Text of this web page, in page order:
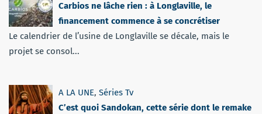
Carbios ne lâche rien : à Longlaville, le
financement commence à se concrétiser
Le calendrier de l’usine de Longlaville se décale, mais le
projet se consol...
A LA UNE, Séries Tv
C’est quoi Sandokan, cette série dont le remake